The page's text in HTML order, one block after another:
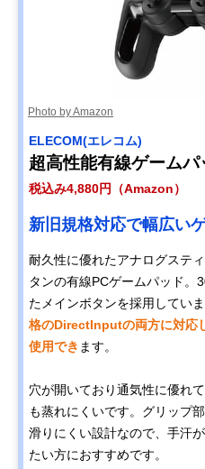
Photo by Amazon
ELECOM(エレコム)
超高性能有線ゲームパ
税込み4,880円（Amazon）
新旧規格対応で幅広い
耐久性に優れたアナログステ
タンの有線PCゲームパッド。
たメインボタンを採用していま
格のDirectInputの両方に対応
使用でき ます。
穴が開いており通気性に優れ
も蒸れにくいです。グリップ
滑りにくい設計なので、手汗
たい方におすすめです。